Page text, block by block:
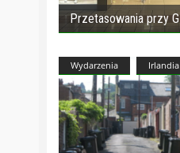
Przetasowania przy G
Wydarzenia Irlandia